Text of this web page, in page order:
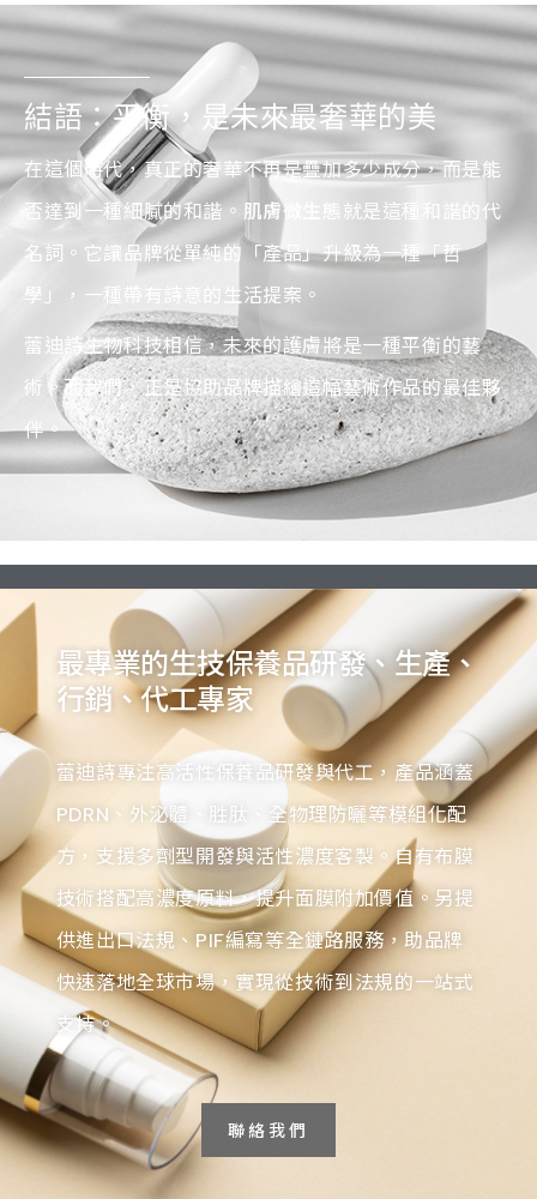
結語：平衡，是未來最奢華的美
在這個時代，真正的奢華不再是疊加多少成分，而是能
否達到一種細膩的和諧。 肌膚微生態就是這種和諧的代
名詞。它讓品牌從單純的「產品」升級為一種「哲
學」，一種帶有詩意的生活提案。
蕾迪詩生物科技相信，未來的護膚將是一種平衡的藝
術。而我們，正是協助品牌描繪這幅藝術作品的最佳夥
伴。
最專業的生技保養品研發、生產、
行銷、代工專家
蕾迪詩專注高活性保養品研發與代工，產品涵蓋
PDRN、外泌體、胜肽、全物理防曬等模組化配
方，支援多劑型開發與活性濃度客製。自有布膜
技術搭配高濃度原料，提升面膜附加價值。另提
供進出口法規、PIF編寫等全鏈路服務，助品牌
快速落地全球市場，實現從技術到法規的一站式
支持。
聯絡我們